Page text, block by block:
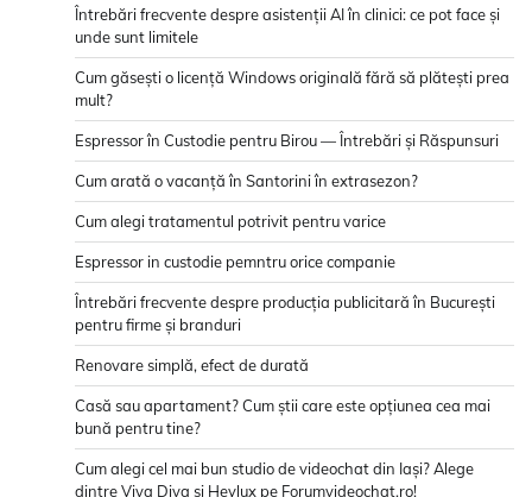
Întrebări frecvente despre asistenții AI în clinici: ce pot face și
unde sunt limitele
Cum găsești o licență Windows originală fără să plătești prea
mult?
Espressor în Custodie pentru Birou — Întrebări și Răspunsuri
Cum arată o vacanță în Santorini în extrasezon?
Cum alegi tratamentul potrivit pentru varice
Espressor in custodie pemntru orice companie
Întrebări frecvente despre producția publicitară în București
pentru firme și branduri
Renovare simplă, efect de durată
Casă sau apartament? Cum știi care este opțiunea cea mai
bună pentru tine?
Cum alegi cel mai bun studio de videochat din Iași? Alege
dintre Viva Diva și Heylux pe Forumvideochat.ro!